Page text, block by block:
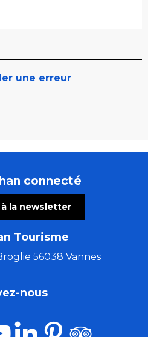
une erreur
connecté
la newsletter
Tourisme
56038 Vannes
nous